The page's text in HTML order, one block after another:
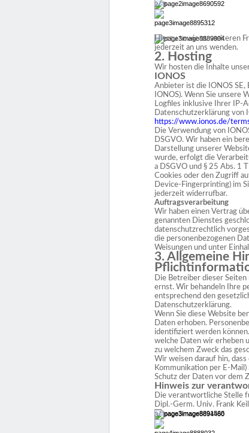
2/ 8
Hierzu sowie zu weiteren
jederzeit an uns wenden.
2. Hosting
Wir hosten die Inhalte
IONOS
Anbieter ist die IONOS
IONOS). Wenn Sie unsere
Logfiles inklusive Ihrer IP-
Datenschutzerklärung von
https://www.ionos.de/
Die Verwendung von
DSGVO. Wir haben ein
Darstellung unserer
wurde, erfolgt die
a DSGVO und § 25 Abs. 1
Cookies oder den Zugriff
Device-Fingerprinting) im
jederzeit widerrufbar.
Auftragsverarbeitung
Wir haben einen Vertrag
genannten Dienstes
datenschutzrechtlich
die personenbezogenen
Weisungen und unter
3. Allgemeine
Die Betreiber dieser
ernst. Wir behandeln Ihre
entsprechend den
Datenschutzerklärung.
Wenn Sie diese Website
Daten erhoben.
identifiziert werden
welche Daten wir erheben
zu welchem Zweck das
Wir weisen darauf hin,
Kommunikation per E-
Schutz der Daten vor dem
Hinweis zur
Die verantwortliche Stelle
Dipl.-Germ. Univ. Frank
3/ 8